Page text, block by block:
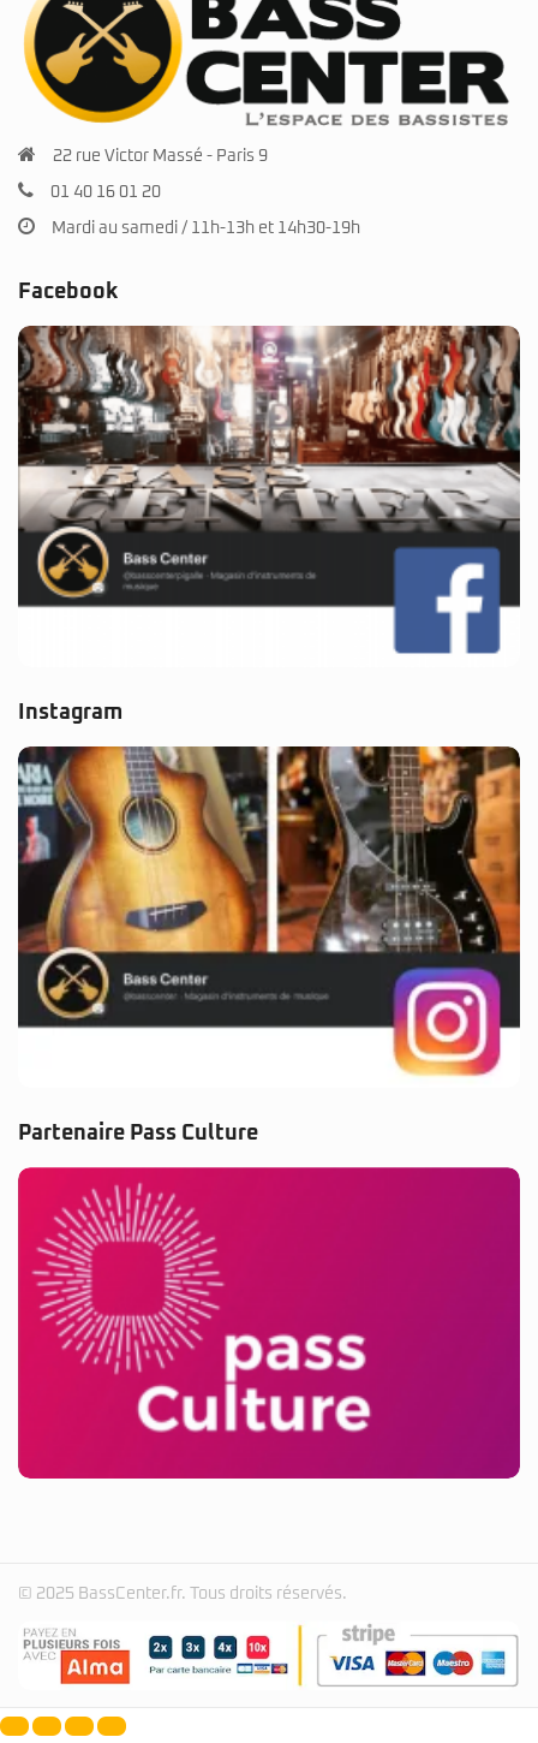
22 rue Victor Massé - Paris 9
01 40 16 01 20
Mardi au samedi / 11h-13h et 14h30-19h
Facebook
Instagram
Partenaire Pass Culture
© 2025 BassCenter.fr. Tous droits réservés.